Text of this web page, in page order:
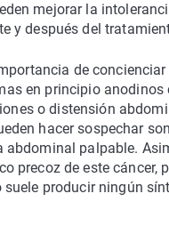
mejorar la
y después del
de
en principio
o distensión
hacer sospechar
palpable.
precoz de este
producir ningún